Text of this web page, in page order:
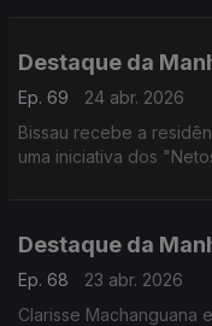
Destaque da
Ep. 69
24 abr. 2026
Bissau recebe a
uma iniciativa dos
Destaque da
Ep. 68
23 abr. 2026
Clarisse Machanguana